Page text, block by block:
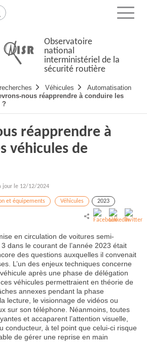
Menu
Observatoire
national
interministériel de la
sécurité routière
Véhicules
Automatisation
nous réapprendre à conduire les
?
réapprendre à
véhicules de
jour le 12/12/2024
et équipements Véhicules 2023
en circulation de voitures semi-
dans le courant de l’année 2023 était
des questions auxquelles il convenait
L’un des enjeux techniques concerne
après une phase de délégation
véhicules permettraient en théorie de
annexes pendant la phase
lecture, le visionnage de vidéos ou
sur son téléphone. Néanmoins, toutes
et accaparent l’attention visuelle,
conducteur, à tel point que celui-ci risque
de gérer une reprise en main